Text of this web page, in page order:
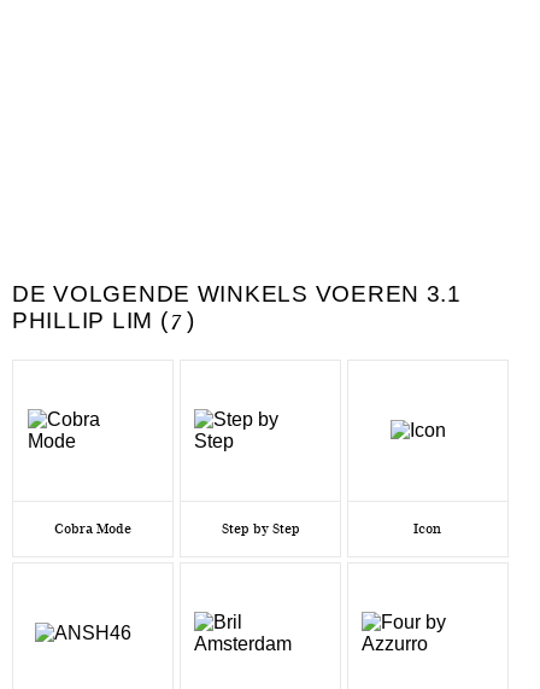
DE VOLGENDE WINKELS VOEREN 3.1
PHILLIP LIM (7 )
Cobra Mode Step by Step Icon